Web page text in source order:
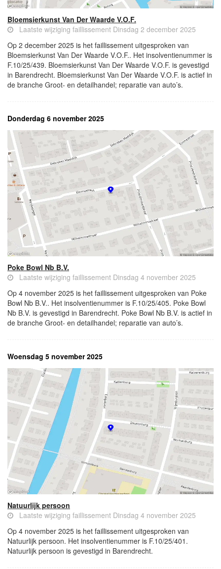
Bloemsierkunst Van Der Waarde V.O.F.
Laatste wijziging faillissement Dinsdag 2 december 2025
Op 2 december 2025 is het faillissement uitgesproken van
Bloemsierkunst Van Der Waarde V.O.F.. Het insolventienummer is
F.10/25/439. Bloemsierkunst Van Der Waarde V.O.F. is gevestigd
in Barendrecht. Bloemsierkunst Van Der Waarde V.O.F. is actief in
de branche Groot- en detailhandel; reparatie van auto’s.
Donderdag 6 november 2025
Poke Bowl Nb B.V.
Laatste wijziging faillissement Dinsdag 4 november 2025
Op 4 november 2025 is het faillissement uitgesproken van Poke
Bowl Nb B.V.. Het insolventienummer is F.10/25/405. Poke Bowl
Nb B.V. is gevestigd in Barendrecht. Poke Bowl Nb B.V. is actief in
de branche Groot- en detailhandel; reparatie van auto’s.
Woensdag 5 november 2025
Natuurlijk persoon
Laatste wijziging faillissement Dinsdag 4 november 2025
Op 4 november 2025 is het faillissement uitgesproken van
Natuurlijk persoon. Het insolventienummer is F.10/25/401.
Natuurlijk persoon is gevestigd in Barendrecht.